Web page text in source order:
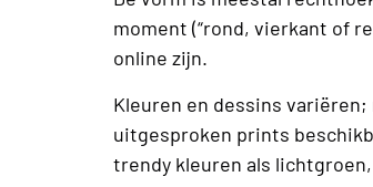
moment (“rond, vierkant of
online zijn.
Kleuren en dessins
uitgesproken prints
trendy kleuren als